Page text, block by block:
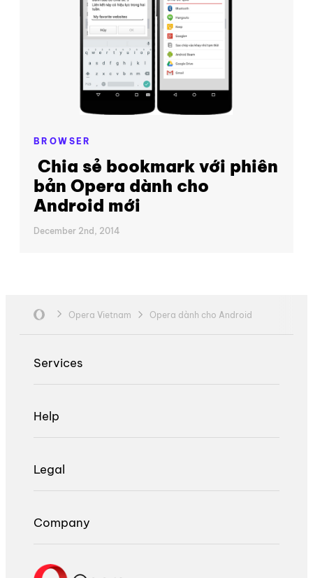
BROWSER
Chia sẻ bookmark với phiên
bản Opera dành cho
Android mới
December 2nd, 2014
Opera Vietnam Opera dành cho Android
Services
Help
Legal
Company